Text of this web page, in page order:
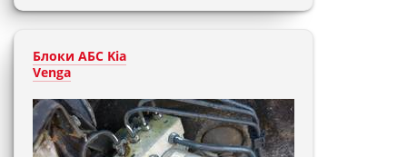
Блоки АБС Kia
Venga